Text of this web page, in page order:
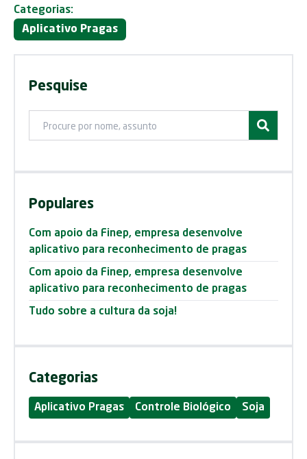
Categorias:
Aplicativo Pragas
Pesquise
Posts
Ir para
Populares
Com apoio da Finep, empresa desenvolve
aplicativo para reconhecimento de pragas
Com apoio da Finep, empresa desenvolve
aplicativo para reconhecimento de pragas
Tudo sobre a cultura da soja!
Categorias
Aplicativo Pragas Controle Biológico Soja